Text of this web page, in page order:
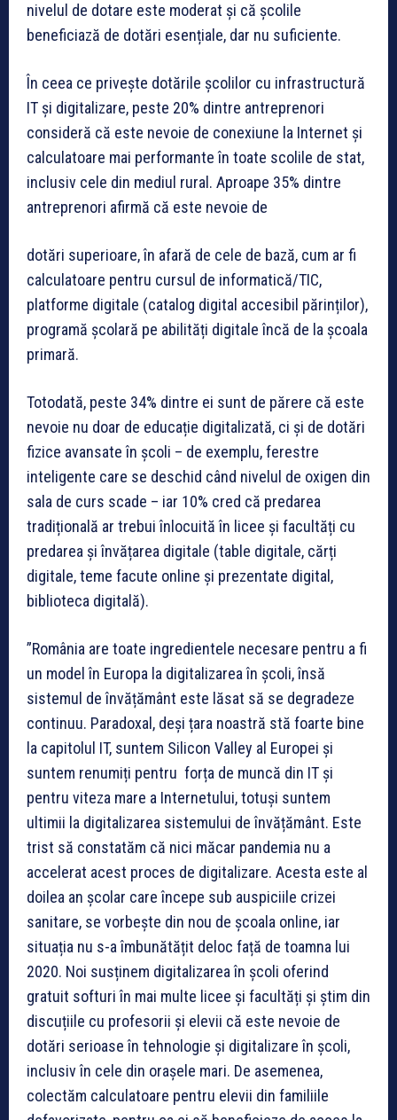
nivelul de dotare este moderat și că școlile
beneficiază de dotări esențiale, dar nu suficiente.
În ceea ce privește dotările școlilor cu infrastructură
IT și digitalizare, peste 20% dintre antreprenori
consideră că este nevoie de conexiune la Internet și
calculatoare mai performante în toate scolile de stat,
inclusiv cele din mediul rural. Aproape 35% dintre
antreprenori afirmă că este nevoie de
dotări superioare, în afară de cele de bază, cum ar fi
calculatoare pentru cursul de informatică/TIC,
platforme digitale (catalog digital accesibil părinților),
programă școlară pe abilități digitale încă de la școala
primară.
Totodată, peste 34% dintre ei sunt de părere că este
nevoie nu doar de educație digitalizată, ci și de dotări
fizice avansate în școli – de exemplu, ferestre
inteligente care se deschid când nivelul de oxigen din
sala de curs scade – iar 10% cred că predarea
tradițională ar trebui înlocuită în licee și facultăți cu
predarea și învățarea digitale (table digitale, cărți
digitale, teme facute online și prezentate digital,
biblioteca digitală).
”România are toate ingredientele necesare pentru a fi
un model în Europa la digitalizarea în școli, însă
sistemul de învățământ este lăsat să se degradeze
continuu. Paradoxal, deși țara noastră stă foarte bine
la capitolul IT, suntem Silicon Valley al Europei și
suntem renumiți pentru forța de muncă din IT și
pentru viteza mare a Internetului, totuși suntem
ultimii la digitalizarea sistemului de învățământ. Este
trist să constatăm că nici măcar pandemia nu a
accelerat acest proces de digitalizare. Acesta este al
doilea an școlar care începe sub auspiciile crizei
sanitare, se vorbește din nou de școala online, iar
situația nu s-a îmbunătățit deloc față de toamna lui
2020. Noi susținem digitalizarea în școli oferind
gratuit softuri în mai multe licee și facultăți și știm din
discuțiile cu profesorii și elevii că este nevoie de
dotări serioase în tehnologie și digitalizare în școli,
inclusiv în cele din orașele mari. De asemenea,
colectăm calculatoare pentru elevii din familiile